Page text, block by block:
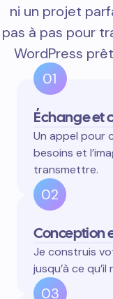
ni un projet
pas à pas pour
WordPress
01
Échange et
Un appel pour
besoins et
transmettre.
02
Conception
Je construis
jusqu’à ce
03